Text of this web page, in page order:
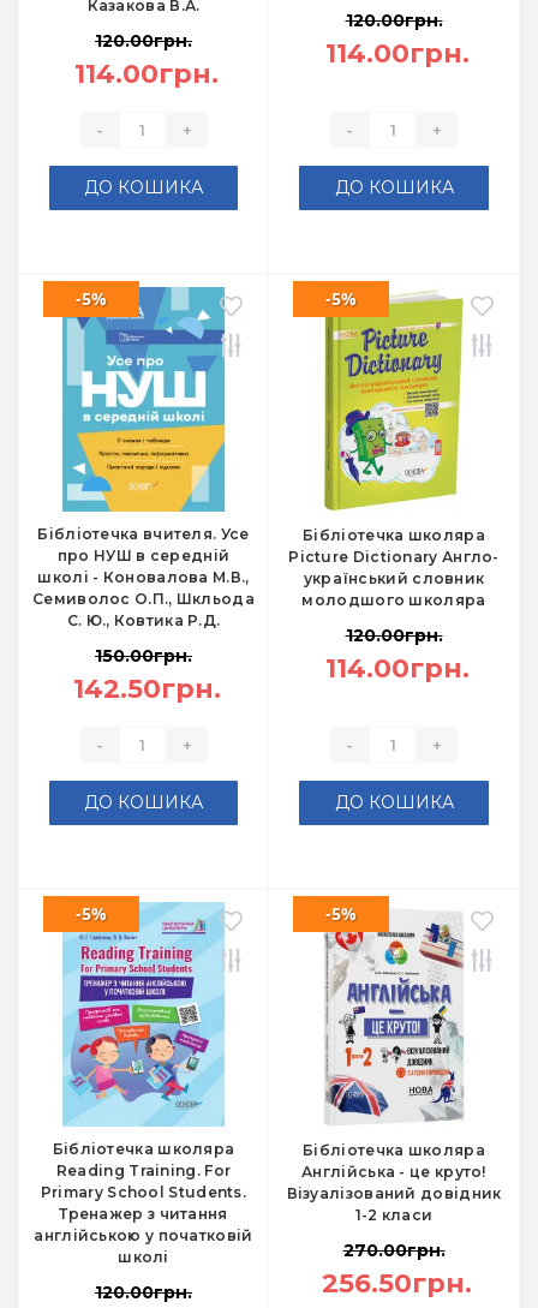
Казакова В.А.
120.00грн.
114.00грн.
- +
ДО КОШИКА
120.00грн.
114.00грн.
- +
ДО КОШИКА
Бібліотечка вчителя. Усе
про НУШ в середній
школі - Коновалова М.В.,
Семиволос О.П., Шкльода
С. Ю., Ковтика Р.Д.
-5%
150.00грн.
142.50грн.
- +
ДО КОШИКА
Бібліотечка школяра
Picture Dictionary Англо-
український словник
молодшого школяра
-5%
120.00грн.
114.00грн.
- +
ДО КОШИКА
Бібліотечка школяра
Reading Training. For
Primary School Students.
Тренажер з читання
англійською у початковій
школі
-5%
120.00грн.
Бібліотечка школяра
Англійська - це круто!
Візуалізований довідник
1-2 класи
-5%
270.00грн.
256.50грн.